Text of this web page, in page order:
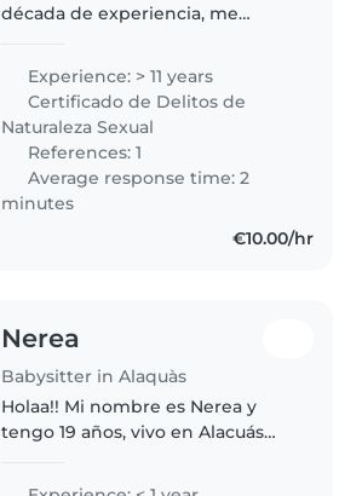
década de experiencia, me
todas las edades, desde bebés
hasta adolescentes. Soy una
persona responsable, creativa y
paciente,..
Experience: > 11 years
Certificado de Delitos de
Naturaleza Sexual
References: 1
Average response time: 2
minutes
€10.00/hr
Nerea
Babysitter in Alaquàs
Holaa!! Mi nombre es Nerea y
tengo 19 años, vivo en Alacuás